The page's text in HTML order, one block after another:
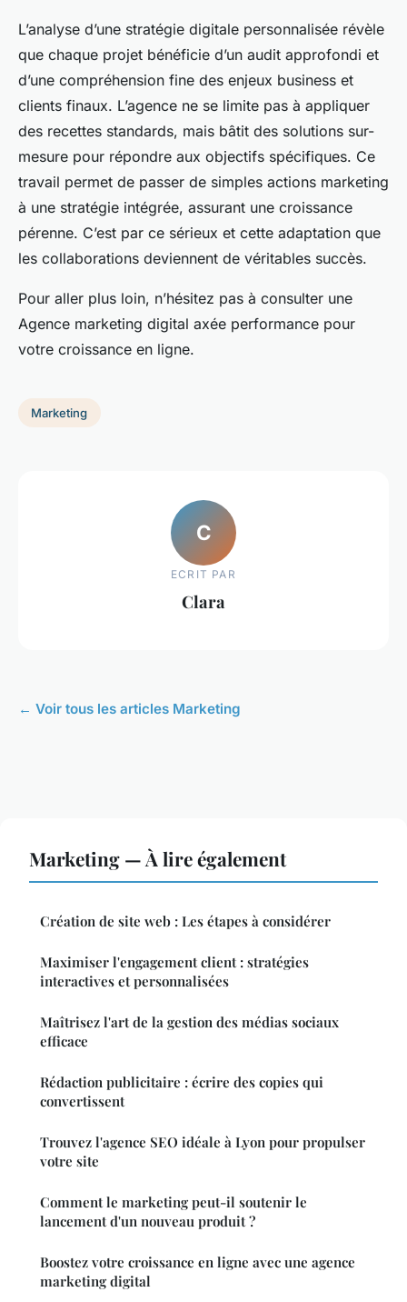
L’analyse d’une stratégie digitale personnalisée révèle
que chaque projet bénéficie d’un audit approfondi et
d’une compréhension fine des enjeux business et
clients finaux. L’agence ne se limite pas à appliquer
des recettes standards, mais bâtit des solutions sur-
mesure pour répondre aux objectifs spécifiques. Ce
travail permet de passer de simples actions marketing
à une stratégie intégrée, assurant une croissance
pérenne. C’est par ce sérieux et cette adaptation que
les collaborations deviennent de véritables succès.
Pour aller plus loin, n’hésitez pas à consulter une
Agence marketing digital axée performance pour
votre croissance en ligne.
Marketing
C
ECRIT PAR
Clara
← Voir tous les articles Marketing
Marketing — À lire également
Création de site web : Les étapes à considérer
Maximiser l'engagement client : stratégies
interactives et personnalisées
Maîtrisez l'art de la gestion des médias sociaux
efficace
Rédaction publicitaire : écrire des copies qui
convertissent
Trouvez l'agence SEO idéale à Lyon pour propulser
votre site
Comment le marketing peut-il soutenir le
lancement d'un nouveau produit ?
Boostez votre croissance en ligne avec une agence
marketing digital